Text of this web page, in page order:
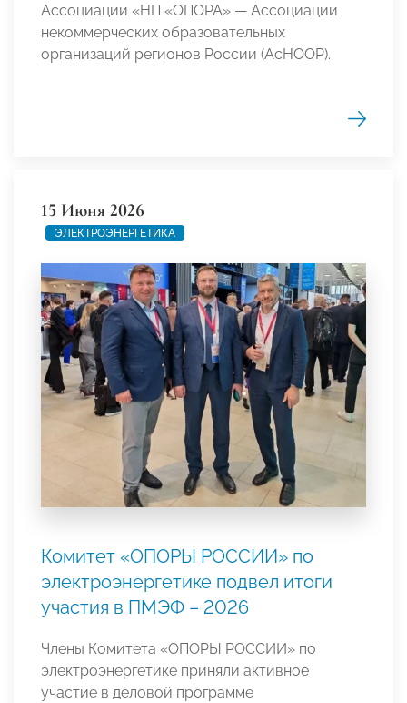
Ассоциации «НП «ОПОРА» — Ассоциации
некоммерческих образовательных
организаций регионов России (АсНООР).
15 Июня 2026
ЭЛЕКТРОЭНЕРГЕТИКА
Комитет «ОПОРЫ РОССИИ» по
электроэнергетике подвел итоги
участия в ПМЭФ – 2026
Члены Комитета «ОПОРЫ РОССИИ» по
электроэнергетике приняли активное
участие в деловой программе